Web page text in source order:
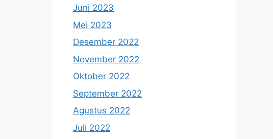
Juni 2023
Mei 2023
Desember 2022
November 2022
Oktober 2022
September 2022
Agustus 2022
Juli 2022